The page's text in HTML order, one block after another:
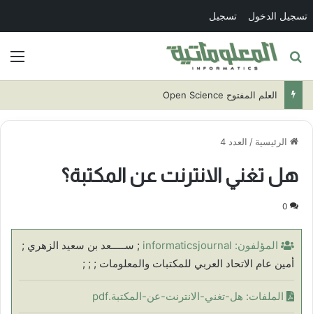
تسجيل الدخول تسجيل
بحث عن
تقنية البلوكتشين
الرئيسية / العدد 4
هل تغني الانترنت عن المكتبة؟
0
المؤلفون: informaticsjournal ; ســـــعد بن سعيد الزهري ;
أمين عام الاتحاد العربي للمكتبات والمعلومات ; ; ;
الملفات: هل-تغني-الانترنت-عن-المكتبة.pdf